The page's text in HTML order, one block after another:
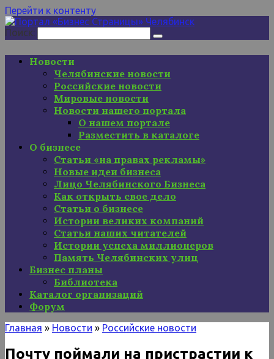
Перейти к контенту
Поиск:
Новости
Челябинские новости
Российские новости
Мировые новости
Новости нашего портала
О нашем портале
Разместить в каталоге
О бизнесе
Статьи «на правах рекламы»
Новые идеи бизнеса
Лицо Челябинского Бизнеса
Как открыть свое дело
Статьи о бизнесе
Истории великих компаний
Статьи наших читателей
Истории успеха миллионеров
Память Челябинских улиц
Бизнес планы
Библиотека
Каталог организаций
Форум
Главная » Новости » Российские новости
Почту поймали на пристрастии к